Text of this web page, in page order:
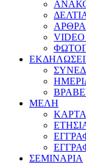
ΑΡΘΡΑ
ΜΕΛΗ
ΣΕΜΙΝΑΡΙΑ